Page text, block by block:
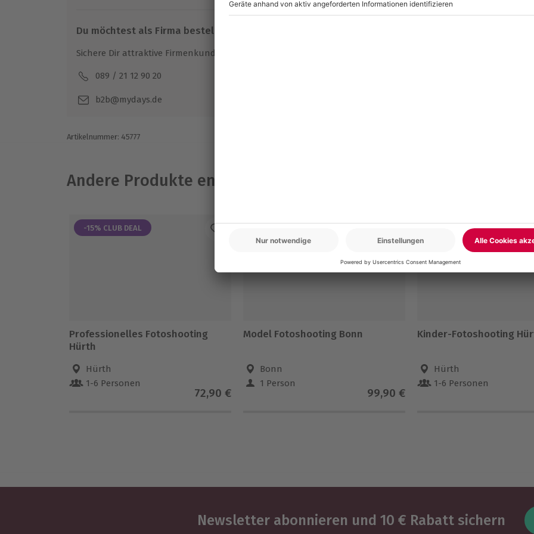
Du möchtest als Firma bestellen?
Sichere Dir attraktive Firmenkunden Vorteile.
089 / 21 12 90 20
b2b@mydays.de
Artikelnummer: 45777
Andere Produkte entdecken
-15% CLUB DEAL
Professionelles Fotoshooting
Hürth
Hürth
1-6 Personen
72,90 €
Model Fotoshooting Bonn
Bonn
1 Person
99,90 €
-15% CLUB DEAL
Kinder-Fotoshooting
Hürth
1-6 Personen
Newsletter abonnieren und 10 € Rabatt sichern